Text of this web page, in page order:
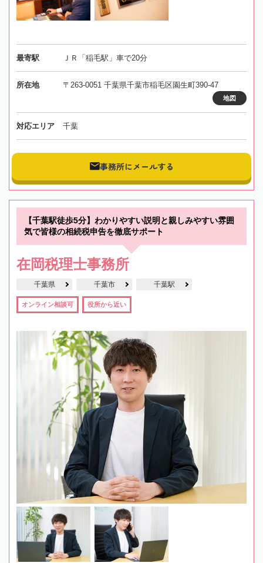
最寄駅 ＪＲ「稲毛駅」車で20分
所在地 〒263-0051 千葉県千葉市稲毛区園生町390-47
地図
対応エリア 千葉
事務所にメールする
【千葉駅徒歩5分】わかりやすい説明と親しみやすい雰囲
気で皆様の相続税申告を徹底サポート
在岡税理士事務所
千葉県 千葉市 千葉駅
オンライン相談可 役所から近い